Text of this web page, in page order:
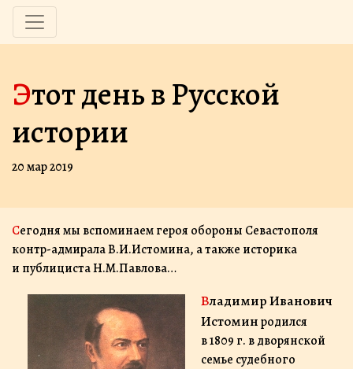
Этот день в Русской
истории
20 мар 2019
Сегодня мы вспоминаем героя обороны Севастополя
контр-адмирала В.И.Истомина, а также историка
и публициста Н.М.Павлова…
Владимир Иванович
Истоминродился
в 1809 г. в дворянской
семье судебного